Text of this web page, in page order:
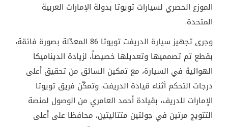
الموزع الحصري لسيارات تويوتا بدولة الإمارات العربية
المتحدة.
وجرى تجهيز سيارة الدريفت تويوتا 86 المعدّلة بصورة فائقة،
بقطع تم تصمميها وتعديلها خصيصاً، لزيادة الديناميكا
الهوائية في السيارة، مع تمكين السائق من تحقيق أعلى
درجات التحكم أثناء قيادة الدريفت. وتمكّن فريق تويوتا
الإمارات للدريف، بقيادة أحمد العامري من الوصول لمنصة
التتويج مرتين في جولتين متتاليتين، محافظا على أعلى